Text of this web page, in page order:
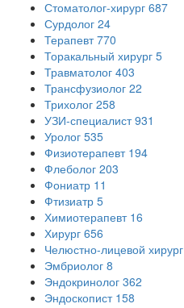
Стоматолог-хирург 687
Сурдолог 24
Терапевт 770
Торакальный хирург 5
Травматолог 403
Трансфузиолог 22
Трихолог 258
УЗИ-специалист 931
Уролог 535
Физиотерапевт 194
Флеболог 203
Фониатр 11
Фтизиатр 5
Химиотерапевт 16
Хирург 656
Челюстно-лицевой хирург
Эмбриолог 8
Эндокринолог 362
Эндоскопист 158